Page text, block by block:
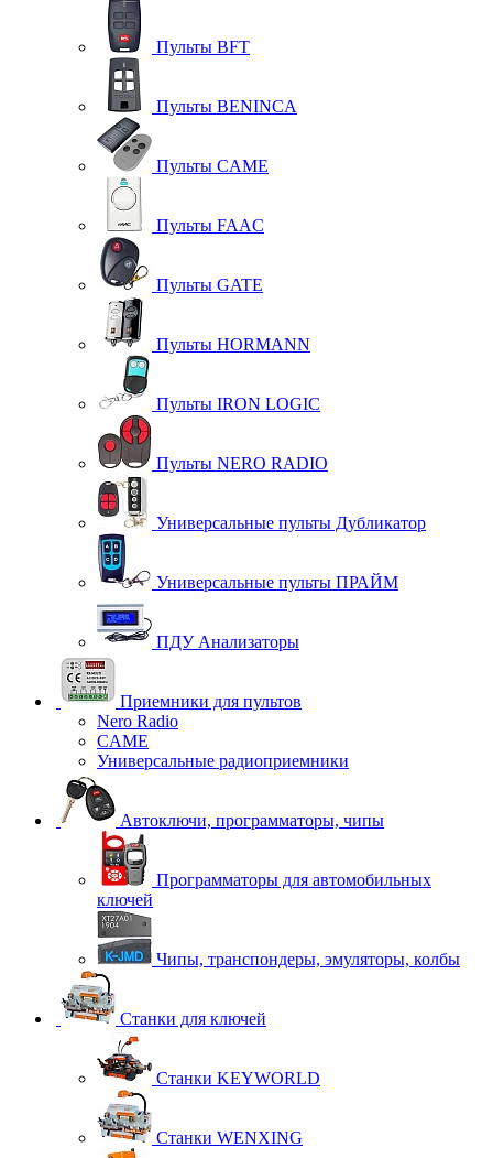
Пульты BFT
Пульты BENINCA
Пульты CAME
Пульты FAAC
Пульты GATE
Пульты HORMANN
Пульты IRON LOGIC
Пульты NERO RADIO
Универсальные пульты Дубликатор
Универсальные пульты ПРАЙМ
ПДУ Анализаторы
Приемники для пультов
Nero Radio
CAME
Универсальные радиоприемники
Автоключи, программаторы, чипы
Программаторы для автомобильных
ключей
Чипы, транспондеры, эмуляторы, колбы
Станки для ключей
Станки KEYWORLD
Станки WENXING